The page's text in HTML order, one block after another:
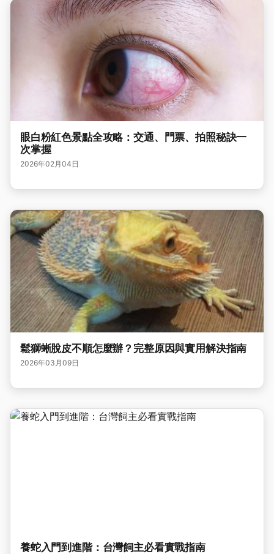
眼白粉紅色景點全攻略：交通、門票、拍照秘訣一
次掌握
2026年02月04日
鬆獅蜥脫皮不順怎麼辦？完整原因與實用解決指南
2026年03月09日
養蛇入門到進階：台灣飼主必看實戰指南